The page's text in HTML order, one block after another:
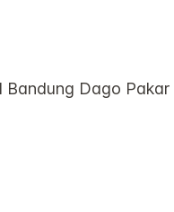
Bandung Dago Pakar